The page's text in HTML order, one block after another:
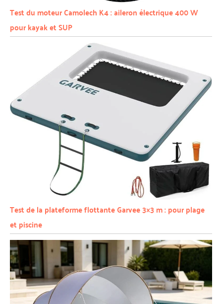
Test du moteur Camolech K4 : aileron électrique 400 W
pour kayak et SUP
Test de la plateforme flottante Garvee 3×3 m : pour plage
et piscine